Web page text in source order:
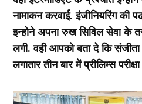
नामाकन करवाई. इंजीनियरिंग की
इन्होने अपना रुख सिविल सेवा के
लगी. वही आपको बता दे कि संजीता
लगातार तीन बार में प्रीलिम्स